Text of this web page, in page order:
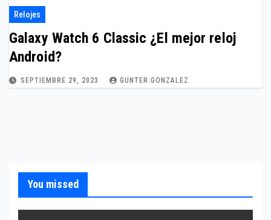
Relojes
Galaxy Watch 6 Classic ¿El mejor reloj
Android?
SEPTIEMBRE 29, 2023 GUNTER.GONZALEZ
You missed